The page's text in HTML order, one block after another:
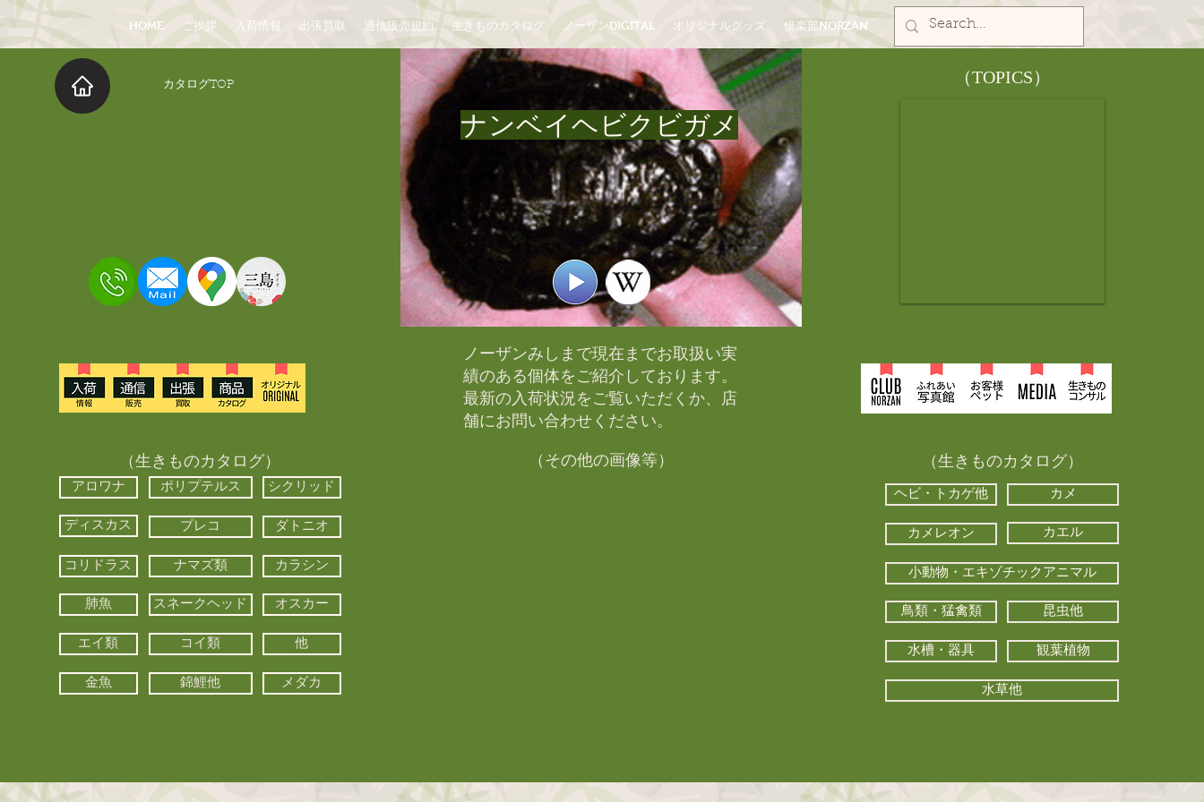
HOME ご挨拶 入荷情報 出張買取 通信販売規約 生きものカタログ ノーザンDIGITAL オリジナルグッズ 倶楽部NORZAN
​カタログTOP
ナンベイヘビクビガメ
​（TOPICS）
（生きものカタログ）
アロワナ ポリプテルス シクリッド
ディスカス プレコ ダトニオ
コリドラス ナマズ類 カラシン
肺魚 スネークヘッド オスカー
エイ類 コイ類 他
金魚 錦鯉他 メダカ
ノーザンみしまで現在までお取扱い実
績のある個体をご紹介しております。​
最新の入荷状況をご覧いただくか、店
舗にお問い合わせください。​
（その他の画像等） （生きものカタログ）
ヘビ・トカゲ他 カメ
カメレオン カエル
小動物・エキゾチックアニマル
鳥類・猛禽類 昆虫他
水槽・器具 観葉植物
水草他